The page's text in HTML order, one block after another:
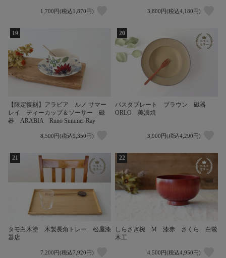
1,700円(税込1,870円) 3,800円(税込4,180円)
19
【限定復刻】アラビア ルノ サマー
レイ ティーカップ＆ソーサー 磁
器 ARABIA Runo Summer Ray
8,500円(税込9,350円)
20
パスタプレート ブラウン 磁器
ORLO 美濃焼
3,900円(税込4,290円)
21
タモ白木塗 木製長角トレー 松屋漆
器店
7,200円(税込7,920円)
22
しらさぎ椀 M 漆赤 さくら 白鷺
木工
4,500円(税込4,950円)